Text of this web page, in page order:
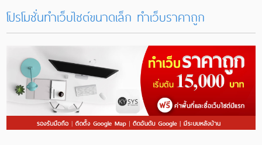
โปรโมชั่นทำเว็บไซต์ขนาดเล็ก ทําเว็บราคาถูก